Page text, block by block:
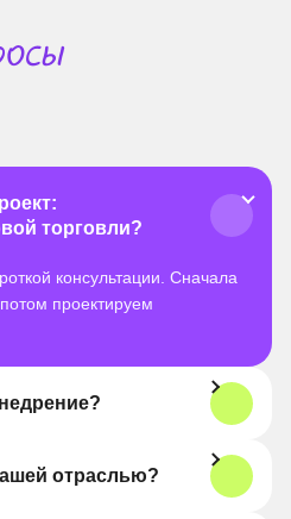
торговли?
консультации. Сначала
проектируем
отраслью?